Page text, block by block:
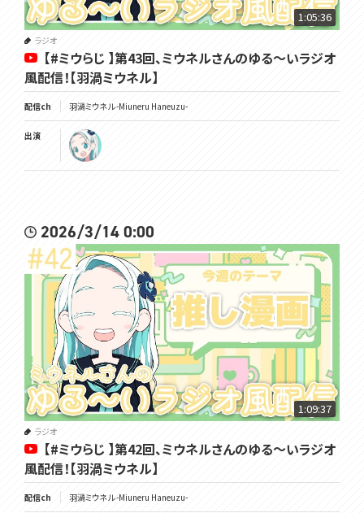
1:05:36
ラジオ
【#ミウらじ 】第43回、ミウネルさんのゆる～いラジオ
風配信！【羽渦ミウネル】
配信ch 羽渦ミウネル -Miuneru Haneuzu-
出演
2026/3/14 0:00
1:09:37
ラジオ
【#ミウらじ 】第42回、ミウネルさんのゆる～いラジオ
風配信！【羽渦ミウネル】
配信ch 羽渦ミウネル -Miuneru Haneuzu-